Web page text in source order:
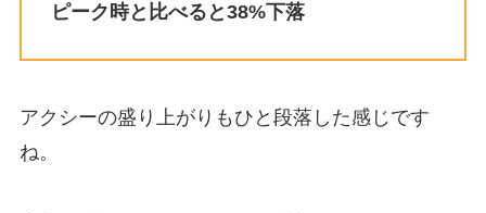
ピーク時と比べると38%下落
アクシーの盛り上がりもひと段落した感じです
ね。